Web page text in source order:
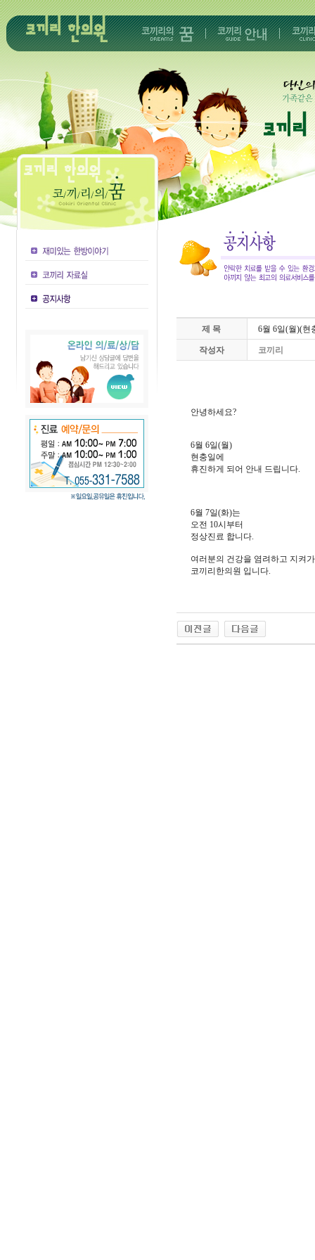
제 목 6월 6일(월)(현
작성자 코끼리
안녕하세요?
6월 6일(월)
현충일에
휴진하게 되어 안내 드립니다.
6월 7일(화)는
오전 10시부터
정상진료 합니다.
여러분의 건강을 염려하고 지켜
코끼리한의원 입니다.